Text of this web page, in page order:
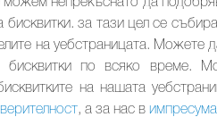
за тази цел се
на уебстраницата. Можете
бисквитки по всяко време.
на нашата
, а за нас в импресума